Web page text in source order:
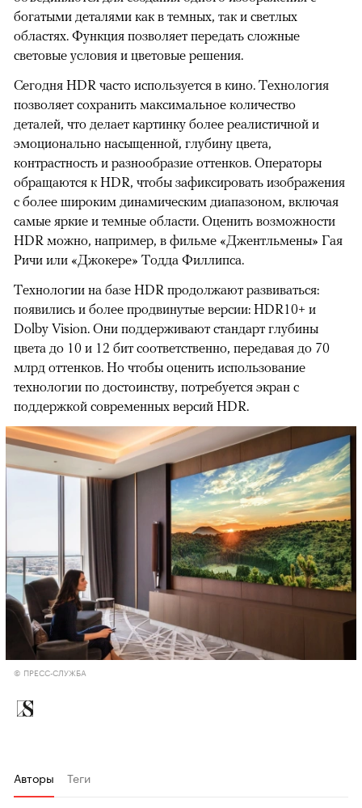
богатыми деталями как в темных, так и светлых
областях. Функция позволяет передать сложные
световые условия и цветовые решения.
Сегодня HDR часто используется в кино. Технология
позволяет сохранить максимальное количество
деталей, что делает картинку более реалистичной и
эмоционально насыщенной, глубину цвета,
контрастность и разнообразие оттенков. Операторы
обращаются к HDR, чтобы зафиксировать изображения
с более широким динамическим диапазоном, включая
самые яркие и темные области. Оценить возможности
HDR можно, например, в фильме «Джентльмены» Гая
Ричи или «Джокере» Тодда Филлипса.
Технологии на базе HDR продолжают развиваться:
появились и более продвинутые версии: HDR10+ и
Dolby Vision. Они поддерживают стандарт глубины
цвета до 10 и 12 бит соответственно, передавая до 70
млрд оттенков. Но чтобы оценить использование
технологии по достоинству, потребуется экран с
поддержкой современных версий HDR.
© ПРЕСС-СЛУЖБА
Авторы Теги